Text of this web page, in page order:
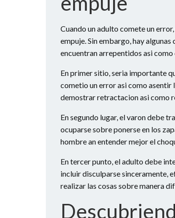
Cuando un adulto comete un
empuje. Sin embargo, hay
encuentran arrepentidos asi­
En primer sitio, seri­a importante
cometio un error asi­ como
demostrar retractacion asi­ como
En segundo lugar, el varon debe
ocuparse sobre ponerse en los
hombre an entender mejor el
En tercer punto, el adulto debe
incluir disculparse sinceramente,
realizar las cosas sobre manera